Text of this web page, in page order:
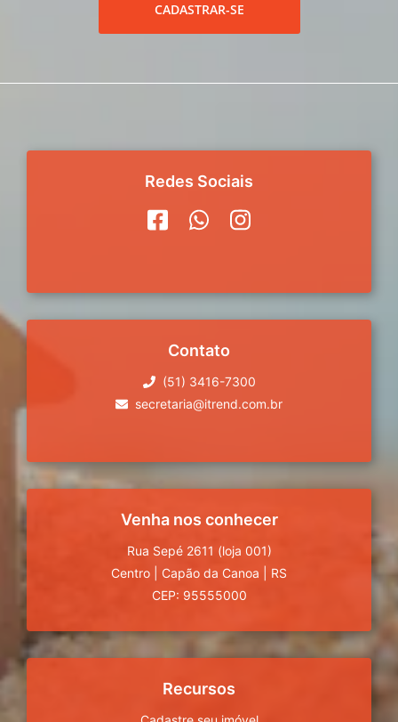
CADASTRAR-SE
Redes Sociais
Contato
(51) 3416-7300
secretaria@itrend.com.br
Venha nos conhecer
Rua Sepé 2611 (loja 001)
Centro
Capão da Canoa
RS
CEP: 95555000
Recursos